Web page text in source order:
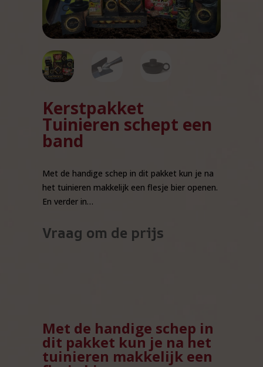
Kerstpakket
Tuinieren schept een
band
Met de handige schep in dit pakket kun je na
het tuinieren makkelijk een flesje bier openen.
En verder in…
Vraag om de prijs
Met de handige schep in
dit pakket kun je na het
tuinieren makkelijk een